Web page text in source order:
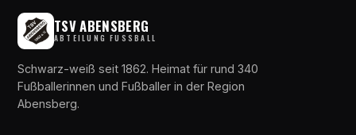
TSV ABENSBERG
ABTEILUNG FUSSBALL
Schwarz-weiß seit 1862. Heimat für rund 340
Fußballerinnen und Fußballer in der Region
Abensberg.